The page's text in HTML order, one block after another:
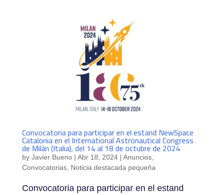
Convocatoria para participar en el estand NewSpace
Catalonia en el International Astronautical Congress
de Milán (Italia), del 14 al 18 de octubre de 2024
by Javier Bueno| Abr 18, 2024| Anuncios,
Convocatorias, Noticia destacada pequeña
Convocatoria para participar en el estand